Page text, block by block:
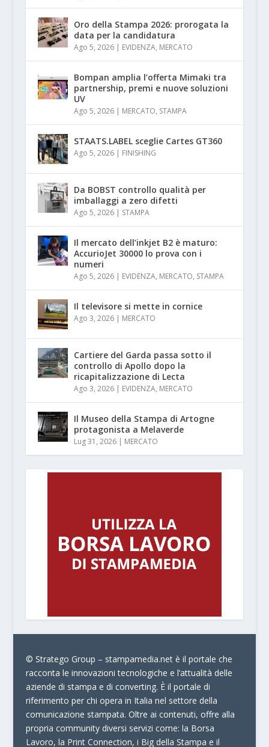
Oro della Stampa 2026: prorogata la
data per la candidatura
Ago 5, 2026| EVIDENZA, MERCATO
Bompan amplia l’offerta Mimaki tra
partnership, premi e nuove soluzioni
UV
Ago 5, 2026| MERCATO, STAMPA
STAATS.LABEL sceglie Cartes GT360
Ago 5, 2026| FINISHING
Da BOBST controllo qualità per
imballaggi a zero difetti
Ago 5, 2026| STAMPA
Il mercato dell’inkjet B2 è maturo:
AccurioJet 30000 lo prova con i
numeri
Ago 5, 2026| EVIDENZA, MERCATO, STAMPA
Il televisore si mette in cornice
Ago 3, 2026| MERCATO
Cartiere del Garda passa sotto il
controllo di Apollo dopo la
ricapitalizzazione di Lecta
Ago 3, 2026| EVIDENZA, MERCATO
Il Museo della Stampa di Artogne
protagonista a Melaverde
Lug 31, 2026| MERCATO
© Stratego Group – stampamedia.net è il portale che
racconta le innovazioni tecnologiche e l’attualità delle
aziende di stampa e di converting. È il portale di
riferimento per chi opera in Italia nel settore della
comunicazione stampata. Oltre ai contenuti, offre alla
propria community diversi servizi come: la Borsa
Lavoro, la Print Connection, i Big della Stampa e il